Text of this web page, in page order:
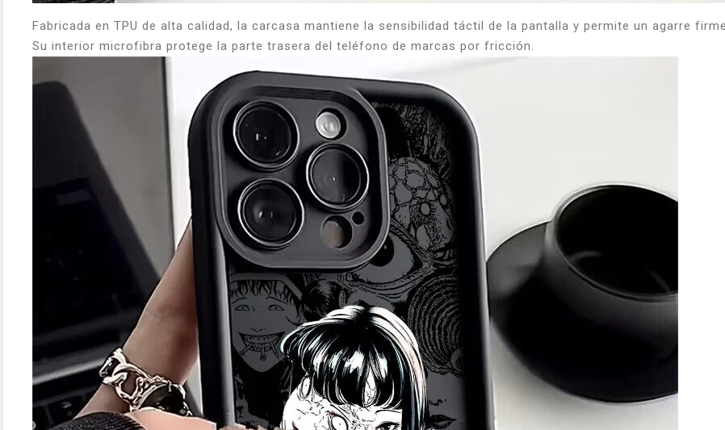
Fabricada en TPU de alta calidad, la carcasa mantiene la sensibilidad táctil de la pantalla y permite un agarre
Su interior microfibra protege la parte trasera del teléfono de marcas por fricción.